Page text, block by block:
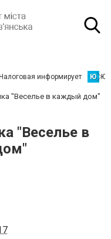
Налоговая информирует Ю
"Веселье в каждый дом"
"Веселье в